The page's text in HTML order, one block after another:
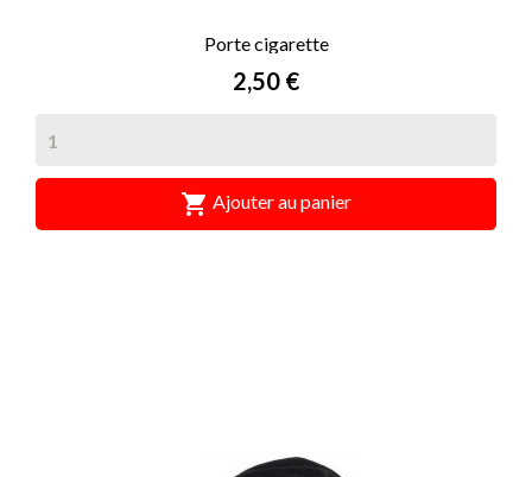
Porte cigarette
Prix
2,50 €
 Ajouter au panier